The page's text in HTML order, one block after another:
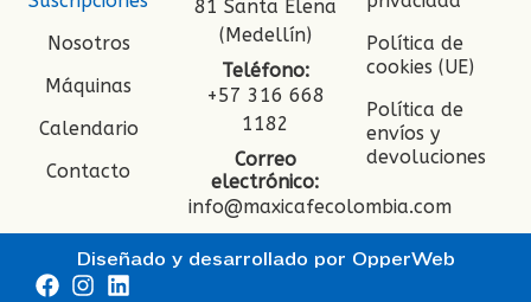
Nosotros
Máquinas
Calendario
Contacto
81 Santa Elena
(Medellín)
Teléfono:
+57 316 668
1182
Correo
electrónico:
info@maxicafecolombia.com
Política de
cookies (UE)
Política de
envíos y
devoluciones
Diseñado y desarrollado por OpperWeb